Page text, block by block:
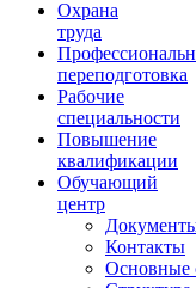
Ориентир охраны труда
Охрана
труда
переподготовка
Рабочие
специальности
Повышение
квалификации
Обучающий
центр
Контакты
Основные